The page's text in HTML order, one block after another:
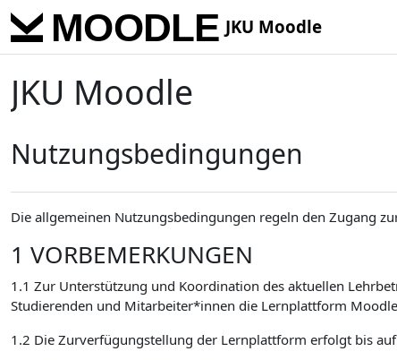
Skip to main content
JKU Moodle
JKU Moodle
Nutzungsbedingungen
Die allgemeinen Nutzungsbedingungen regeln den Zugang
1 VORBEMERKUNGEN
1.1 Zur Unterstützung und Koordination des aktuellen
Studierenden und Mitarbeiter*innen die Lernplattform
1.2 Die Zurverfügungstellung der Lernplattform erfolgt bis